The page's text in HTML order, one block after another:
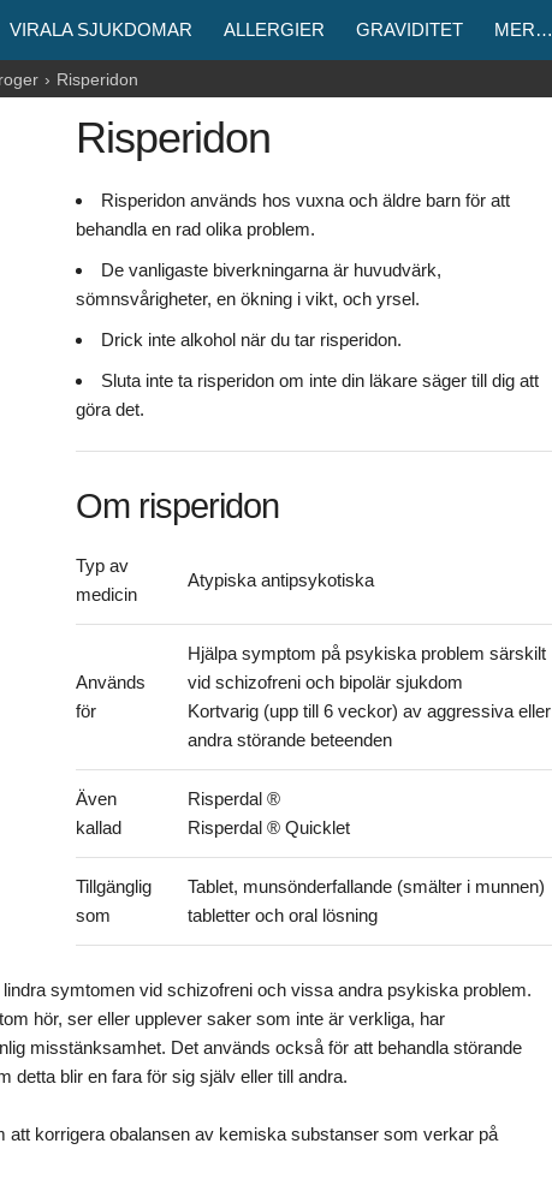
VIRALA SJUKDOMAR ALLERGIER GRAVIDITET MER…
Risperidon
Risperidon
Risperidon används hos vuxna och äldre barn för att
behandla en rad olika problem.
De vanligaste biverkningarna är huvudvärk,
sömnsvårigheter, en ökning i vikt, och yrsel.
Drick inte alkohol när du tar risperidon.
Sluta inte ta risperidon om inte din läkare säger till dig att
göra det.
Om risperidon
Typ av
medicin
Atypiska antipsykotiska
Används
för
Hjälpa symptom på psykiska problem särskilt
vid schizofreni och bipolär sjukdom
Kortvarig (upp till 6 veckor) av aggressiva eller
andra störande beteenden
Även
kallad
Risperdal ®
Risperdal ® Quicklet
Tillgänglig
som
Tablet, munsönderfallande (smälter i munnen)
tabletter och oral lösning
symtomen vid schizofreni och vissa andra psykiska problem.
hör, ser eller upplever saker som inte är verkliga, har
misstänksamhet. Det används också för att behandla störande
detta blir en fara för sig själv eller till andra.
att korrigera obalansen av kemiska substanser som verkar på